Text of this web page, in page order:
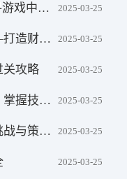
逆水寒NPC唐铸位置详解，探寻游戏中的铸剑大师 2025-03-25
摩尔庄园牧场挣钱攻略大全——打造财富帝国的秘诀 2025-03-25
关攻略 2025-03-25
悠久之树天灾第十层打法攻略，掌握技巧，轻松突破难关 2025-03-25
暗区突围，倒计时背后的生存挑战与策略解析 2025-03-25
2025-03-25